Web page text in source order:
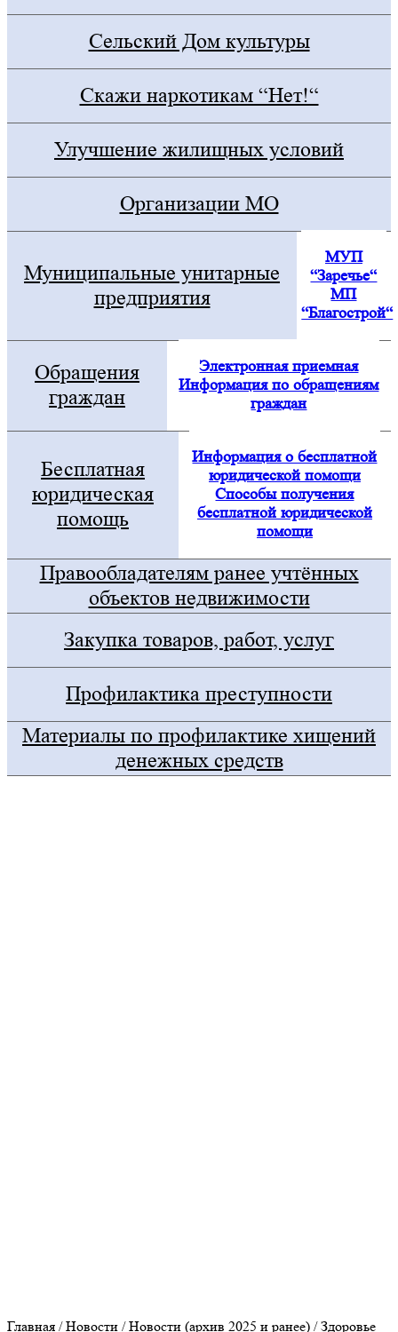
Сельский Дом культуры
Скажи наркотикам “Нет!“
Улучшение жилищных условий
Организации МО
Муниципальные унитарные
предприятия
МУП
“Заречье“
МП
“Благострой“
Обращения
граждан
Электронная приемная
Информация по обращениям
граждан
Бесплатная
юридическая
помощь
Информация о бесплатной
юридической помощи
Способы получения
бесплатной юридической
помощи
Правообладателям ранее учтённых
объектов недвижимости
Закупка товаров, работ, услуг
Профилактика преступности
Материалы по профилактике хищений
денежных средств
Главная /Новости /Новости (архив 2025 и ранее) /Здоровье